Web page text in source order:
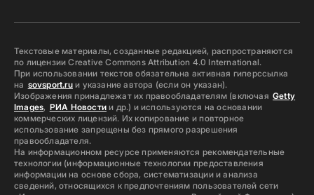
Текстовые материалы, созданные редакцией, распространяются
по лицензии Creative Commons Attribution 4.0 International.
При использовании текстов обязательна активная гиперссылка
на sovsport.ruи указание автора (если он указан).
Изображения принадлежат их правообладателям (включая Getty
Images, РИА Новостии др.) и используются на основании
коммерческих лицензий. Их копирование и повторное
использование запрещены без прямого разрешения
правообладателя.
На информационном ресурсе применяются рекомендательные
технологии (информационные технологии предоставления
информации на основе сбора, систематизации и анализа
сведений, относящихся к предпочтениям пользователей сети